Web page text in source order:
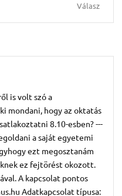
Válasz
is volt szó a
mondani, hogy az oktatás
8.10-esben? ---
a saját egyetemi
ezt megosztanám
ez fejtörést okozott.
A kapcsolat pontos
Adatkapcsolat típusa: